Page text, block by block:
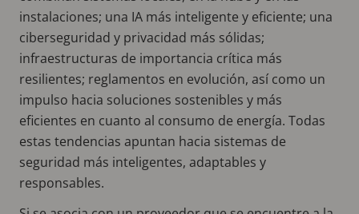
instalaciones; una IA más inteligente y eficiente; una
ciberseguridad y privacidad más sólidas;
infraestructuras de importancia crítica más
resilientes; reglamentos en evolución, así como un
impulso hacia soluciones sostenibles y más
eficientes en cuanto al consumo de energía. Todas
estas tendencias apuntan hacia sistemas de
seguridad más inteligentes, adaptables y
responsables.